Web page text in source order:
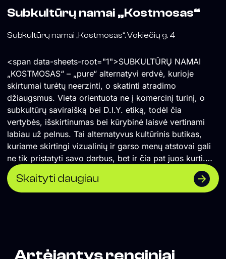
Subkultūrų namai „Kostmosas“
Subkultūrų namai „Kostmosas“. Vokiečių g. 4
<span data-sheets-root="1">SUBKULTŪRŲ NAMAI
„KOSTMOSAS“ – „pure“ alternatyvi erdvė, kurioje
skirtumai turėtų neerzinti, o skatinti atradimo
džiaugsmus. Vieta orientuota ne į komercinį turinį, o
subkultūrų saviraišką bei D.I.Y. etiką, todėl čia
vertybės, išskirtinumas bei kūrybinė laisvė vertinami
labiau už pelnus. Tai alternatyvus kultūrinis butikas,
kuriame skirtingi vizualinių ir garso menų atstovai gali
ne tik pristatyti savo darbus, bet ir čia pat juos kurti.
</span> Formuojame erdvę, kurioje naktinė kultūra
suvokiama ne vien kaip pramoga, o labiau kaip
alternatyvios kultūros sklaidos židinys, socialinė jungtis
tiksliniai žmonės, todėl vieta neturi aiškiai matomos
Skaityti daugiau